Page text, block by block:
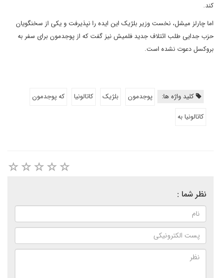
کند.
اما چارلز میشل، نخست وزیر بلژیک این ایده را نپذیرفت و یکی از سخنگویان
حزب جدایی طلب ائتلاف جدید فلمیش نیز گفت که از پوجدمون برای سفر به
بروکسل دعوت نشده است.
کلید واژه ها: پوجدمون بلژیک کاتالونیا
که پوجدمون
کاتالونیا به
نظر شما :